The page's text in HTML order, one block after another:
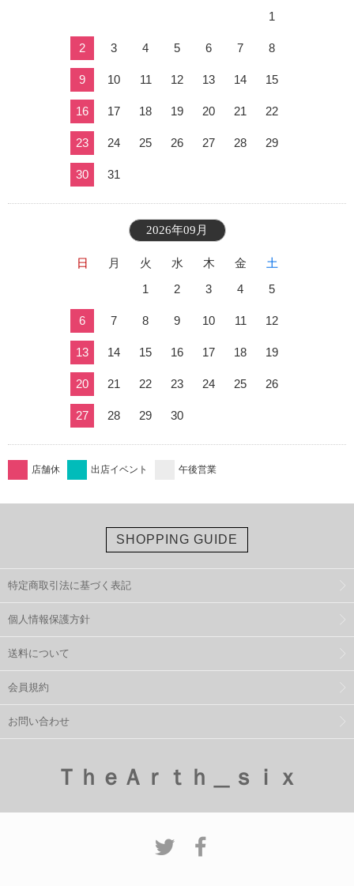
1
2 3 4 5 6 7 8
9 10 11 12 13 14 15
16 17 18 19 20 21 22
23 24 25 26 27 28 29
30 31
2026年09月
日 月 火 水 木 金
土
1
2 3 4 5
6 7 8 9 10 11 12
13 14 15 16 17 18 19
20 21 22 23 24 25 26
27 28 29 30
店舗休 出店イベント 午後営業
SHOPPING GUIDE
特定商取引法に基づく表記
個人情報保護方針
送料について
会員規約
お問い合わせ
ＴｈｅＡｒｔｈ＿ｓｉｘ